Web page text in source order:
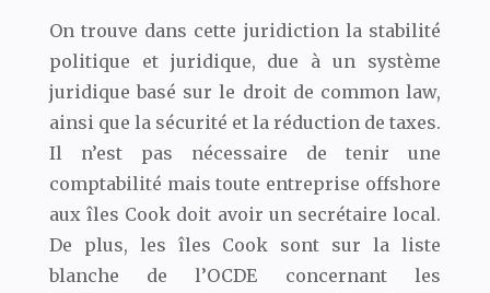
On trouve dans cette juridiction la stabilité
politique et juridique, due à un système
juridique basé sur le droit de common law,
ainsi que la sécurité et la réduction de taxes.
Il n’est pas nécessaire de tenir une
comptabilité mais toute entreprise offshore
aux îles Cook doit avoir un secrétaire local.
De plus, les îles Cook sont sur la liste
blanche de l’OCDE concernant les